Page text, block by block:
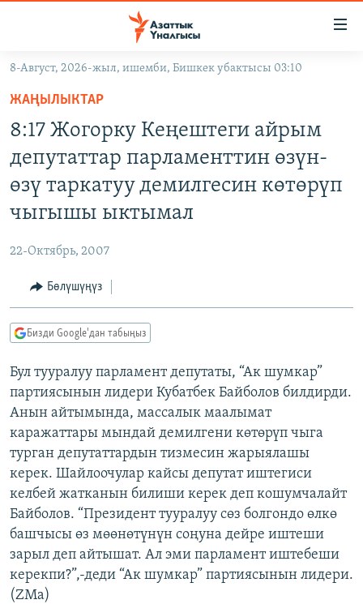
Навигацияга
өтүңүз
Издөөгө
салыңыз
УКРАИНА
БҮГҮН АЗАТТЫКТА
ЭКСПЕРТТЕР ТАЛДАЙТ
БИЗ ЖАНА ДҮЙНӨ
ЭЖЕ-СИҢДИЛЕР
АЗАТТЫК+
ЫҢГАЙСЫЗ СУРООЛОР
ПОДКАСТ
ӨЗГӨЧӨ ПИКИР
Русский
ОНЛАЙН ШЕРИНЕ
ЭЕ/АРнун бардык сайттары
8-Август, 2026-жыл, ишемби, Бишкек убактысы 03:10
ЖАҢЫЛЫКТАР
8:17 Жогорку Кеңештеги айрым
депутаттар парламенттин өзүн-
өзү таркатуу демилгесин көтөрүп
чыгышы ыктымал
22-Октябрь, 2007
Бөлүшүңүз
Бизди Google'дан табыңыз
Бул тууралуу парламент депутаты, “Ак шумкар”
партиясынын лидери Кубатбек Байболов билдирди.
Анын айтымында, массалык маалымат
каражаттары мындай демилгени көтөрүп чыга
турган депутаттардын тизмесин жарыялашы
керек. Шайлоочулар кайсы депутат иштегиси
келбей жатканын билиши керек деп кошумчалайт
Байболов. “Президент тууралуу сөз болгондо өлкө
башчысы өз мөөнөтүнүн соңуна дейре иштеши
зарыл деп айтышат. Ал эми парламент иштебеши
керекпи?”,-деди “Ак шумкар” партиясынын лидери.
(ZMa)